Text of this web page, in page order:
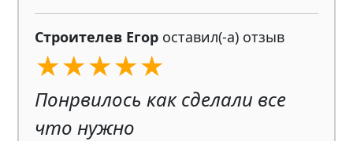
Строителев Егор оставил(-а) отзыв
★★★★★
Понрвилось как сделали все
что нужно